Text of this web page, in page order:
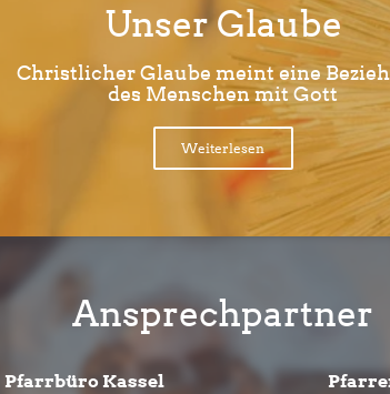
Unser Glaube
Christlicher Glaube meint eine
des Menschen mit Gott
Weiterlesen
Ansprechpartner
Pfarrbüro Kassel